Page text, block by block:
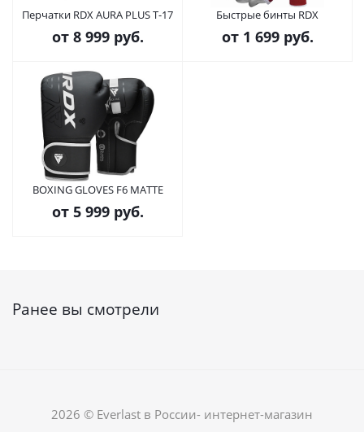
Перчатки RDX AURA PLUS T-17
от 8 999 руб.
Быстрые бинты RDX
от 1 699 руб.
BOXING GLOVES F6 MATTE
от 5 999 руб.
Ранее вы смотрели
2026 © Everlast в России- интернет-магазин